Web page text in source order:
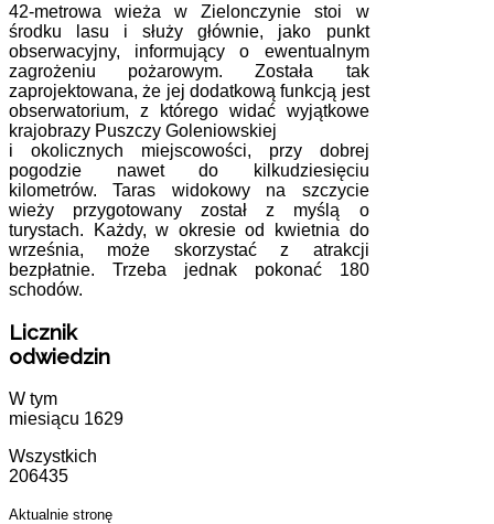
42-metrowa wieża w Zielonczynie stoi w
środku lasu i służy głównie, jako punkt
obserwacyjny, informujący o ewentualnym
zagrożeniu pożarowym. Została tak
zaprojektowana, że jej dodatkową funkcją jest
obserwatorium, z którego widać wyjątkowe
krajobrazy Puszczy Goleniowskiej
i okolicznych miejscowości, przy dobrej
pogodzie nawet do kilkudziesięciu
kilometrów. Taras widokowy na szczycie
wieży przygotowany został z myślą o
turystach. Każdy, w okresie od kwietnia do
września, może skorzystać z atrakcji
bezpłatnie. Trzeba jednak pokonać 180
schodów.
Licznik
odwiedzin
W tym
miesiącu 1629
Wszystkich
206435
Aktualnie stronę